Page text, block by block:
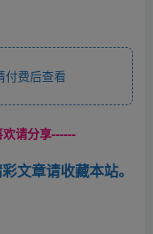
费后查看
请分享------
文章请收藏本站。